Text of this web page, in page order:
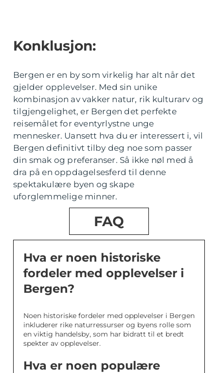
Konklusjon:
Bergen er en by som virkelig har alt når det
gjelder opplevelser. Med sin unike
kombinasjon av vakker natur, rik kulturarv og
tilgjengelighet, er Bergen det perfekte
reisemålet for eventyrlystne unge
mennesker. Uansett hva du er interessert i, vil
Bergen definitivt tilby deg noe som passer
din smak og preferanser. Så ikke nøl med å
dra på en oppdagelsesferd til denne
spektakulære byen og skape
uforglemmelige minner.
FAQ
Hva er noen historiske
fordeler med opplevelser i
Bergen?
Noen historiske fordeler med opplevelser i Bergen
inkluderer rike naturressurser og byens rolle som
en viktig handelsby, som har bidratt til et bredt
spekter av opplevelser.
Hva er noen populære